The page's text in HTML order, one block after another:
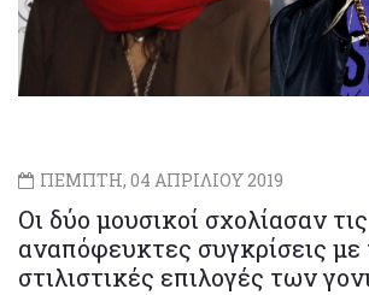
ΠΕΜΠΤΗ, 04 ΑΠΡΙΛΙΟΥ 2019
Οι δύο μουσικοί σχολίασαν τις
αναπόφευκτες συγκρίσεις με
στιλιστικές επιλογές των